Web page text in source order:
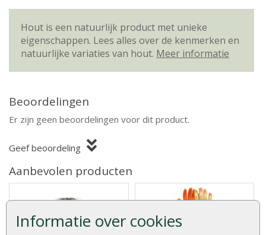
Informatie over cookies
Hout is een natuurlijk product met unieke
eigenschappen. Lees alles over de kenmerken en
natuurlijke variaties van hout. Meer informatie
Beoordelingen
Er zijn geen beoordelingen voor dit product.
Geef beoordeling
Aanbevolen producten